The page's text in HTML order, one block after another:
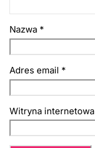
Nazwa *
Adres email *
Witryna internetowa